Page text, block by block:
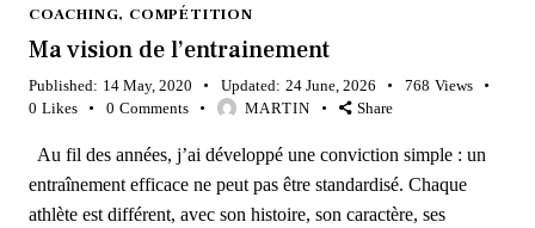
COACHING, COMPÉTITION
Ma vision de l’entrainement
Published: 14 May, 2020 Updated: 24 June, 2026 768 Views
0 Likes 0 Comments MARTIN Share
Au fil des années, j’ai développé une conviction simple : un
entraînement efficace ne peut pas être standardisé. Chaque
athlète est différent, avec son histoire, son caractère, ses